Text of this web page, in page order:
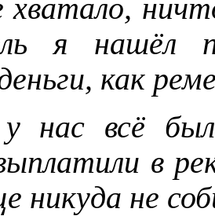
я нашёл
как
нас всё
в
никуда не